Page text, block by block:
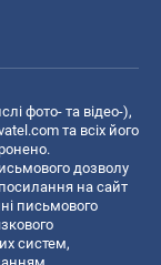
фото- та відео-),
та всіх його
дозволу
на сайт
письмового
систем,